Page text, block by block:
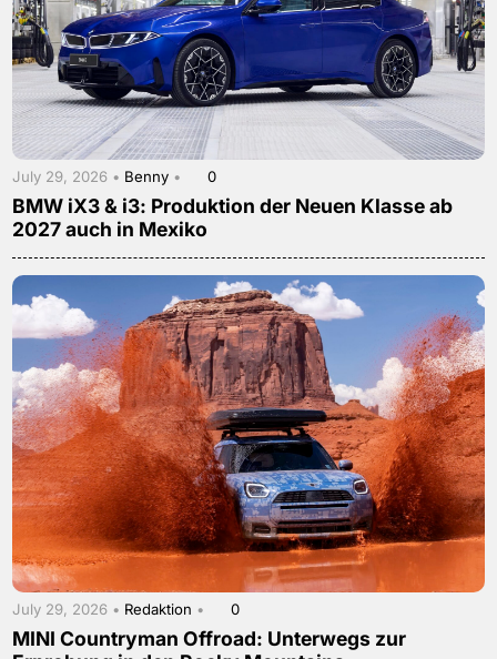
July 29, 2026 • Benny • 0
BMW iX3 & i3: Produktion der Neuen Klasse ab
2027 auch in Mexiko
July 29, 2026 • Redaktion • 0
MINI Countryman Offroad: Unterwegs zur